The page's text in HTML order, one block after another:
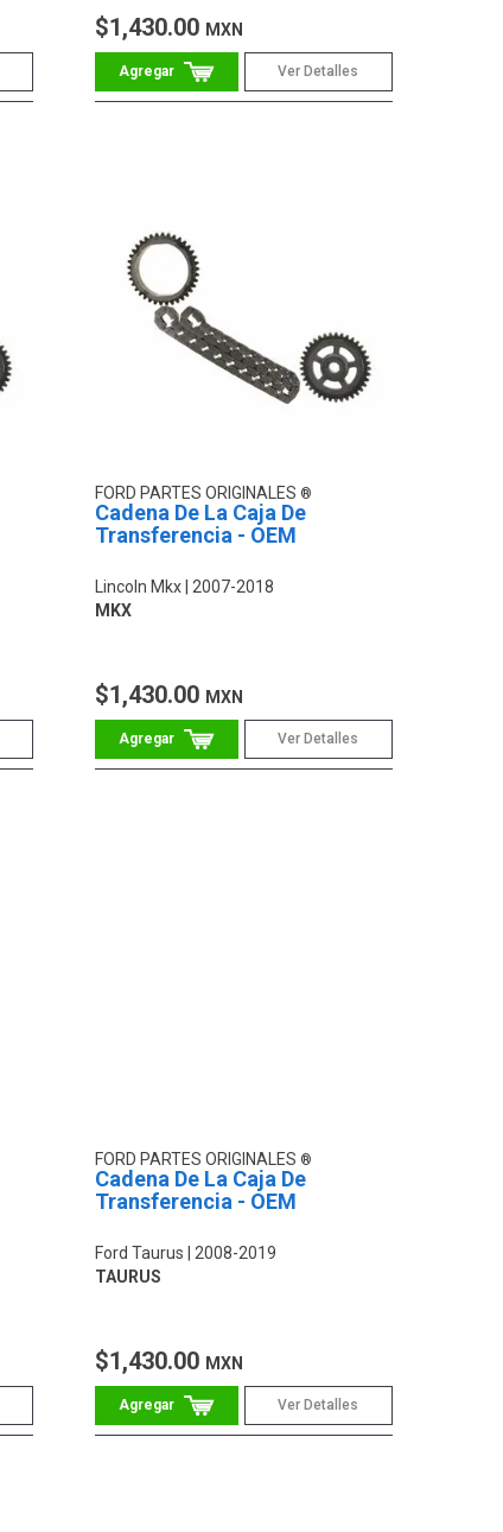
$1,430.00 MXN
Ver Detalles
FORD PARTES ORIGINALES
Cadena De La Caja De
Transferencia - OEM
Lincoln Mkx
2007-2018
MKX
$1,430.00 MXN
Ver Detalles
FORD PARTES ORIGINALES
Cadena De La Caja De
Transferencia - OEM
Ford Taurus
2008-2019
TAURUS
$1,430.00 MXN
Ver Detalles